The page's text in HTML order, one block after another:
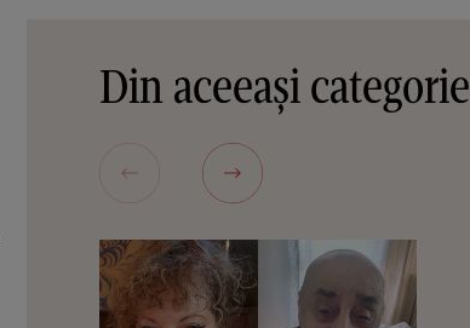
Din aceeași categorie